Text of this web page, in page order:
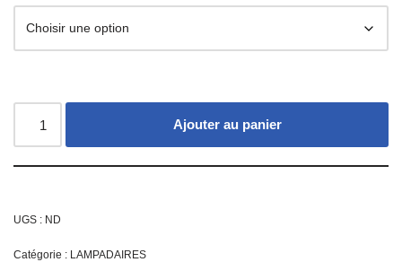
Ajouter au panier
UGS : ND
Catégorie : LAMPADAIRES